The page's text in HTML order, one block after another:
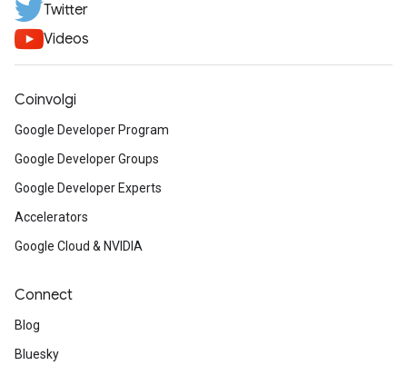
Twitter
Videos
Coinvolgi
Google Developer Program
Google Developer Groups
Google Developer Experts
Accelerators
Google Cloud & NVIDIA
Connect
Blog
Bluesky